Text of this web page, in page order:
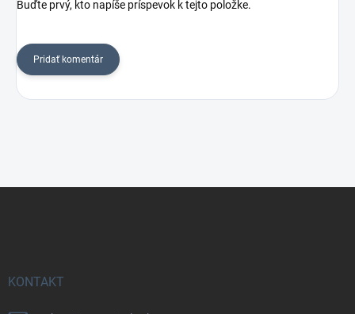
Buďte prvý, kto napíše príspevok k tejto položke.
Pridať komentár
KONTAKT